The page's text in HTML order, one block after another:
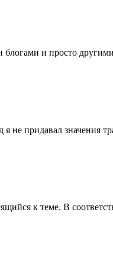
и просто
не придавал значения
к теме. В